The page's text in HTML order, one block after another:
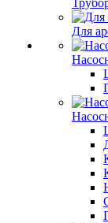
Для